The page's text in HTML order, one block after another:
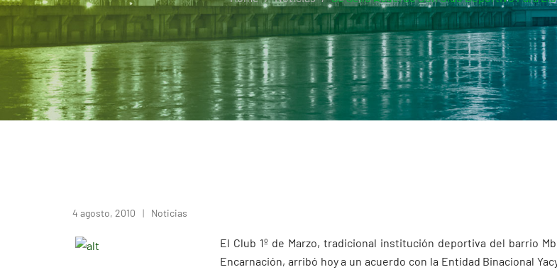
4 agosto, 2010 Noticias
El Club 1º de Marzo, tradicional institución deportiva del barrio
Encarnación, arribó hoy a un acuerdo con la Entidad Binacional